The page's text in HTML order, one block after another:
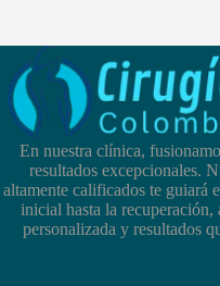
En nuestra clínica,
resultados excepcionales.
altamente calificados te guiará
inicial hasta la recuperación,
personalizada y resultados